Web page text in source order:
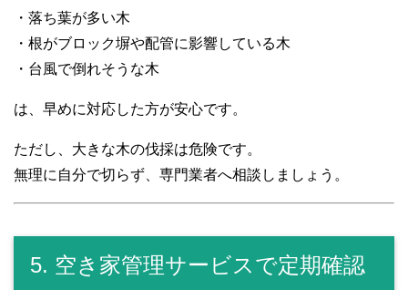
・落ち葉が多い木
・根がブロック塀や配管に影響している木
・台風で倒れそうな木
は、早めに対応した方が安心です。
ただし、大きな木の伐採は危険です。
無理に自分で切らず、専門業者へ相談しましょう。
5. 空き家管理サービスで定期確認